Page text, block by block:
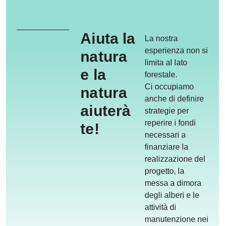
Aiuta la
natura
e la
natura
aiuterà
te!
La nostra
esperienza non si
limita al lato
forestale.
Ci occupiamo
anche di definire
strategie per
reperire i fondi
necessari a
finanziare la
realizzazione del
progetto, la
messa a dimora
degli alberi e le
attività di
manutenzione nei